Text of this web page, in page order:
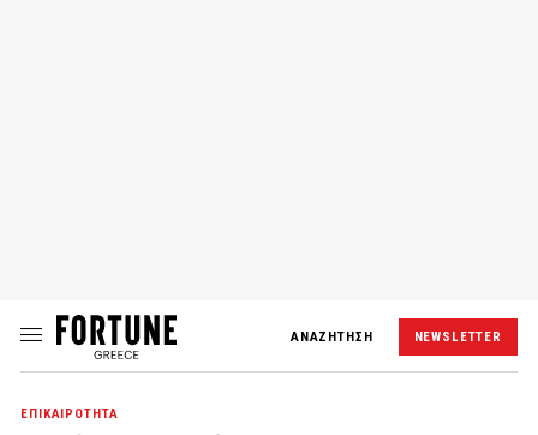
ΑΝΑΖΗΤΗΣΗ NEWSLETTER
ΕΠΙΚΑΙΡΟΤΗΤΑ